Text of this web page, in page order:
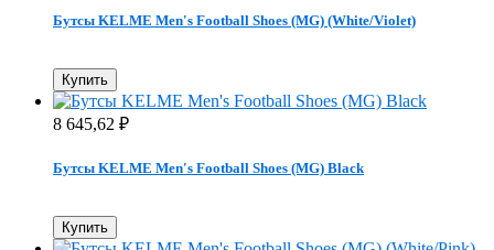
Бутсы KELME Men's Football Shoes (MG) (White/Violet)
Купить
8 645,62 ₽
Бутсы KELME Men's Football Shoes (MG) Black
Купить